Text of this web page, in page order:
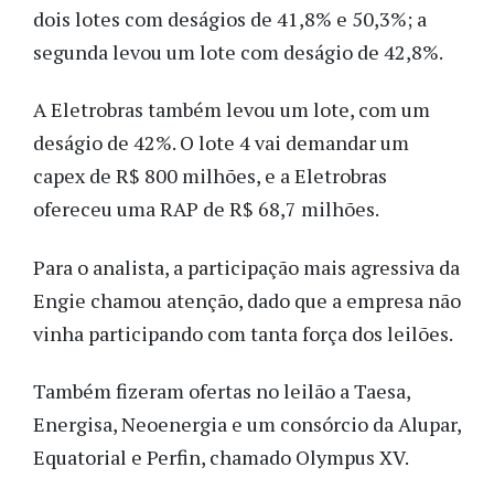
dois lotes com deságios de 41,8% e 50,3%; a
segunda levou um lote com deságio de 42,8%.
A Eletrobras também levou um lote, com um
deságio de 42%. O lote 4 vai demandar um
capex de R$ 800 milhões, e a Eletrobras
ofereceu uma RAP de R$ 68,7 milhões.
Para o analista, a participação mais agressiva da
Engie chamou atenção, dado que a empresa não
vinha participando com tanta força dos leilões.
Também fizeram ofertas no leilão a Taesa,
Energisa, Neoenergia e um consórcio da Alupar,
Equatorial e Perfin, chamado Olympus XV.